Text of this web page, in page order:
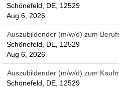
Schönefeld, DE, 12529
Aug 6, 2026
Auszubildender (m/w/d) zum
Schönefeld, DE, 12529
Aug 6, 2026
Auszubildender (m/w/d) zum
Schönefeld, DE, 12529